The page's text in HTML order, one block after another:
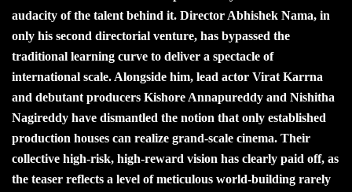
audacity of the talent behind it. Director Abhishek Nama, in
only his second directorial venture, has bypassed the
traditional learning curve to deliver a spectacle of
international scale. Alongside him, lead actor Virat Karrna
and debutant producers Kishore Annapureddy and Nishitha
Nagireddy have dismantled the notion that only established
production houses can realize grand-scale cinema. Their
collective high-risk, high-reward vision has clearly paid off, as
the teaser reflects a level of meticulous world-building rarely